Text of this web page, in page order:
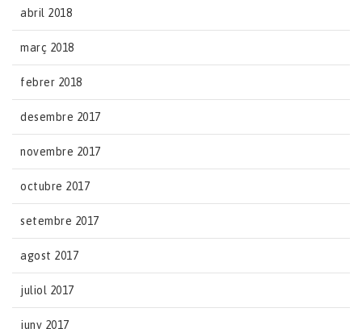
abril 2018
març 2018
febrer 2018
desembre 2017
novembre 2017
octubre 2017
setembre 2017
agost 2017
juliol 2017
juny 2017